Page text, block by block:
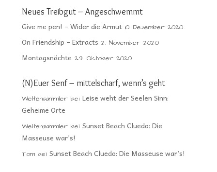
Neues Treibgut – Angeschwemmt
Give me pen! – Wider die Armut 10. Dezember 2020
On Friendship – Extracts 2. November 2020
Montagsnächte 29. Oktober 2020
(N)Euer Senf – mittelscharf, wenn’s geht
Weltensammlerbei Leise weht der Seelen Sinn:
Geheime Orte
Weltensammlerbei Sunset Beach Cluedo: Die
Masseuse war’s!
Tombei Sunset Beach Cluedo: Die Masseuse war’s!